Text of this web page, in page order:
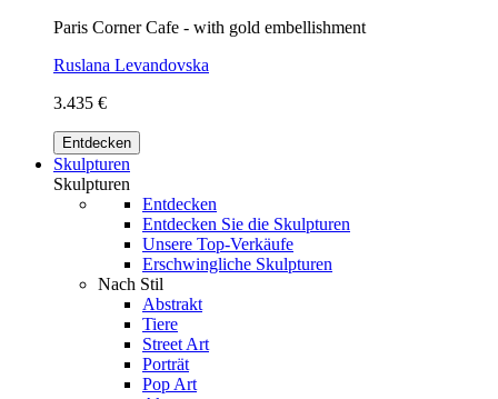
Paris Corner Cafe - with gold embellishment
Ruslana Levandovska
3.435 €
Entdecken
Skulpturen
Skulpturen
Entdecken
Entdecken Sie die Skulpturen
Unsere Top-Verkäufe
Erschwingliche Skulpturen
Nach Stil
Abstrakt
Tiere
Street Art
Porträt
Pop Art